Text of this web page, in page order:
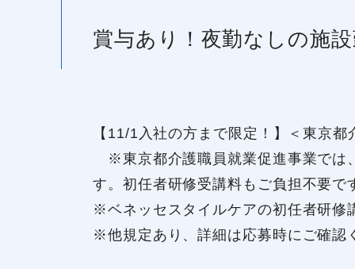
賞与あり！夜勤なしの施
【11/1入社の方まで限定！】＜東京
※東京都介護職員就業促進事業では
す。初任者研修受講料もご負担不要で
※ベネッセスタイルケアの初任者研修
※他規定あり、詳細は応募時にご確認